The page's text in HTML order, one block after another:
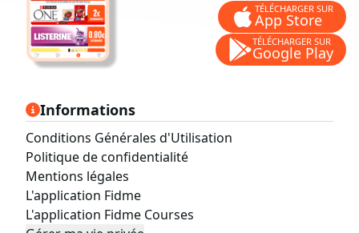
TÉLÉCHARGER SUR
App Store
TÉLÉCHARGER SUR
Google Play
Informations
Conditions Générales d'Utilisation
Politique de confidentialité
Mentions légales
L'application Fidme
L'application Fidme Courses